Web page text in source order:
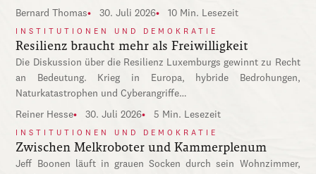
Bernard Thomas 30. Juli 2026 10 Min. Lesezeit
INSTITUTIONEN UND DEMOKRATIE
Resilienz braucht mehr als Freiwilligkeit
Die Diskussion über die Resilienz Luxemburgs gewinnt zu Recht
an Bedeutung. Krieg in Europa, hybride Bedrohungen,
Naturkatastrophen und Cyberangriffe…
Reiner Hesse 30. Juli 2026 5 Min. Lesezeit
INSTITUTIONEN UND DEMOKRATIE
Zwischen Melkroboter und Kammerplenum
Jeff Boonen läuft in grauen Socken durch sein Wohnzimmer,